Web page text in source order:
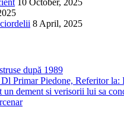
10 October, 2025
8 April, 2025
după 1989
Primar Piedone, Referitor la:
un dement si verisorii lui sa